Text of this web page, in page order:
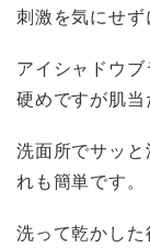
刺激を気にせず
アイシャドウ
硬めですが肌当
洗面所でサッ
れも簡単です。
洗って乾かし